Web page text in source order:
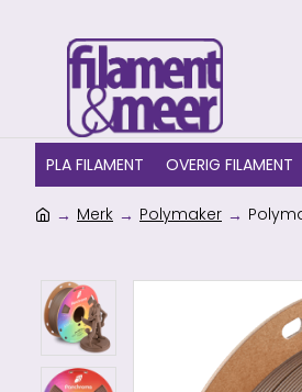
PLA FILAMENT OVERIG FILAMENT
Merk Polymaker